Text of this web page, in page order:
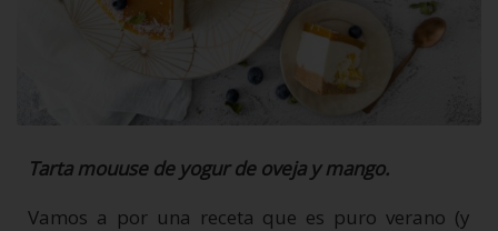
Tarta mouuse de yogur de oveja y mango.
Vamos a por una receta que es puro verano (y